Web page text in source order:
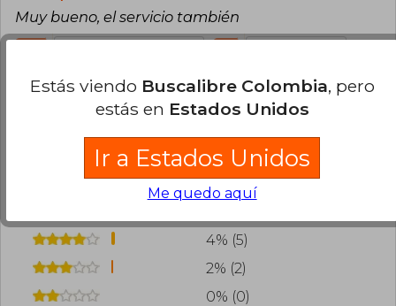
Muy bueno, el servicio también
Cargar más opiniones del libro
Inicia sesión
para poder
agregar tu propia evaluación.
4% (5)
2% (2)
0% (0)
Estás viendo Buscalibre Colombia, pero
estás en Estados Unidos
Ir a Estados Unidos
Me quedo aquí